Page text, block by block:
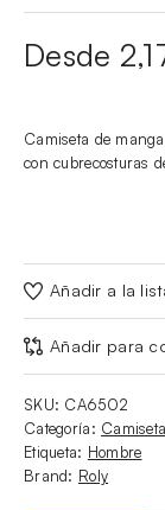
Desde
Camiseta de
con cubrecosturas
Añadir a la
Añadir para
SKU: CA6502
Categoría:
Etiqueta: Hombre
Brand: Roly